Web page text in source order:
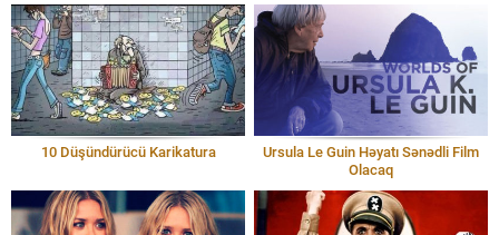
10 Düşündürücü Karikatura
Ursula Le Guin Həyatı Sənədli Film
Olacaq